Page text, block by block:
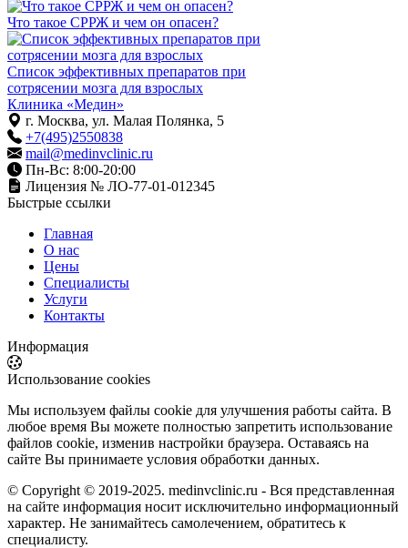
Что такое СРРЖ и чем он опасен?
Список эффективных препаратов при
сотрясении мозга для взрослых
Клиника «Медин»
г. Москва, ул. Малая Полянка, 5
+7(495)2550838
mail@medinvclinic.ru
Пн-Вс: 8:00-20:00
Лицензия № ЛО-77-01-012345
Быстрые ссылки
Главная
О нас
Цены
Специалисты
Услуги
Контакты
Информация
Использование cookies
Мы используем файлы cookie для улучшения работы сайта. В
любое время Вы можете полностью запретить использование
файлов cookie, изменив настройки браузера. Оставаясь на
сайте Вы принимаете условия обработки данных.
© Copyright © 2019-2025. medinvclinic.ru - Вся представленная
на сайте информация носит исключительно информационный
характер. Не занимайтесь самолечением, обратитесь к
специалисту.